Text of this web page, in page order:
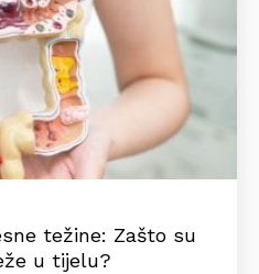
težine: Zašto su
u tijelu?